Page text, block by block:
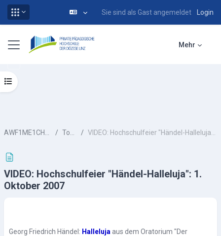
Sie sind als Gast angemeldet Login
Website-Übersicht Mehr
AWF1ME1CHU-ws13 Topic 3 VIDEO: Hochschulfeier "Händel-Halleluja": 1. Oktober 2007
VIDEO: Hochschulfeier "Händel-Halleluja": 1.
Oktober 2007
Kursindex öffnen
Georg Friedrich Händel: Halleluja aus dem Oratorium "Der